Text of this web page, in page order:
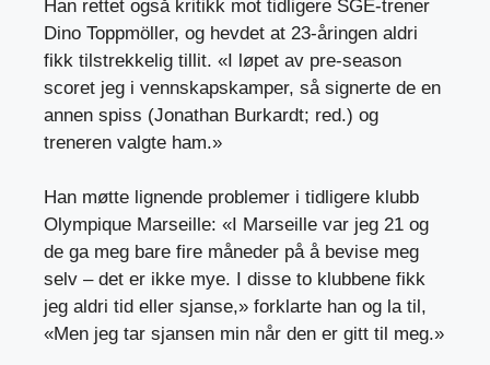
Han rettet også kritikk mot tidligere SGE-trener
Dino Toppmöller, og hevdet at 23-åringen aldri
fikk tilstrekkelig tillit. «I løpet av pre-season
scoret jeg i vennskapskamper, så signerte de en
annen spiss (Jonathan Burkardt; red.) og
treneren valgte ham.»
Han møtte lignende problemer i tidligere klubb
Olympique Marseille: «I Marseille var jeg 21 og
de ga meg bare fire måneder på å bevise meg
selv – det er ikke mye. I disse to klubbene fikk
jeg aldri tid eller sjanse,» forklarte han og la til,
«Men jeg tar sjansen min når den er gitt til meg.»